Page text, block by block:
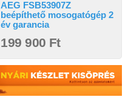
AEG FSB53907Z
beépíthető mosogatógép 2
év garancia
199 900 Ft